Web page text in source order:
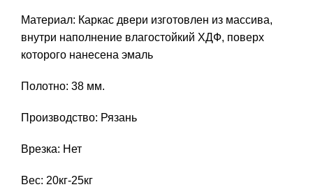
Материал: Каркас двери изготовлен из массива,
внутри наполнение влагостойкий ХДФ, поверх
которого нанесена эмаль
Полотно: 38 мм.
Производство: Рязань
Врезка: Нет
Вес: 20кг-25кг